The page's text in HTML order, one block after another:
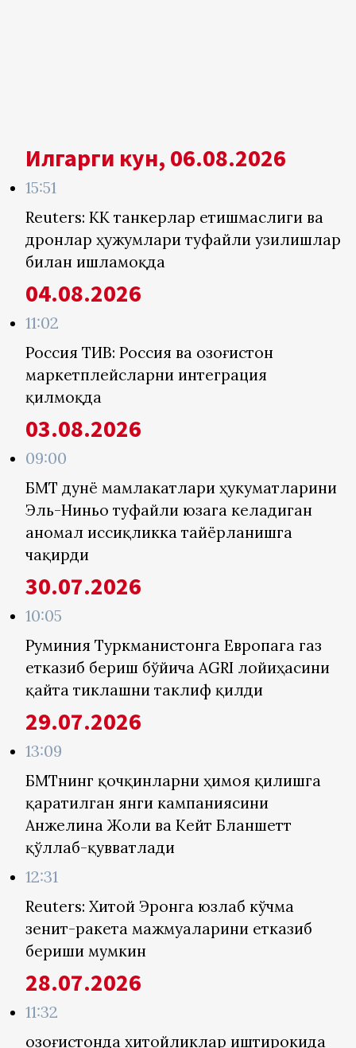
Илгарги кун, 06.08.2026
15:51
Reuters: КҚК танкерлар етишмаслиги ва
дронлар ҳужумлари туфайли узилишлар
билан ишламоқда
04.08.2026
11:02
Россия ТИВ: Россия ва Қозоғистон
маркетплейсларни интеграция
қилмоқда
03.08.2026
09:00
БМТ дунё мамлакатлари ҳукуматларини
Эль-Ниньо туфайли юзага келадиган
аномал иссиқликка тайёрланишга
чақирди
30.07.2026
10:05
Руминия Туркманистонга Европага газ
етказиб бериш бўйича AGRI лойиҳасини
қайта тиклашни таклиф қилди
29.07.2026
13:09
БМТнинг қочқинларни ҳимоя қилишга
қаратилган янги кампаниясини
Анжелина Жоли ва Кейт Бланшетт
қўллаб-қувватлади
12:31
Reuters: Хитой Эронга юзлаб кўчма
зенит-ракета мажмуаларини етказиб
бериши мумкин
28.07.2026
11:32
Қозоғистонда хитойликлар иштирокида